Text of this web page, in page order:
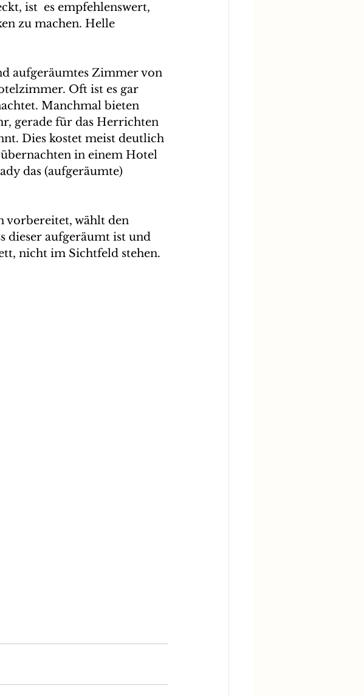
ist  es empfehlenswert,
zu machen. Helle
aufgeräumtes Zimmer von
Oft ist es gar
Manchmal bieten
gerade für das Herrichten
Dies kostet meist deutlich
in einem Hotel
das (aufgeräumte)
vorbereitet, wählt den
dieser aufgeräumt ist und
nicht im Sichtfeld stehen.